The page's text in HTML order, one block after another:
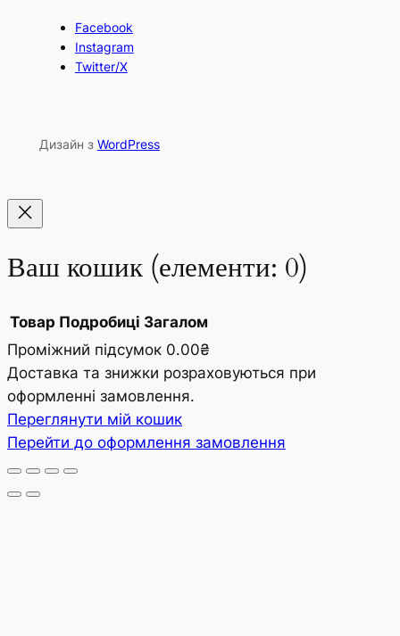
Facebook
Instagram
Twitter/X
Дизайн з WordPress
Ваш кошик (елементи: 0)
Товари
в
кошику
Товар Подробиці Загалом
Проміжний підсумок 0.00₴
Доставка та знижки розраховуються при
оформленні замовлення.
Переглянути мій кошик
Перейти до оформлення замовлення